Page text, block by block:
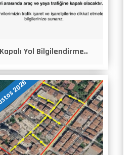
Kapalı Yol Bilgilendirme..
2026